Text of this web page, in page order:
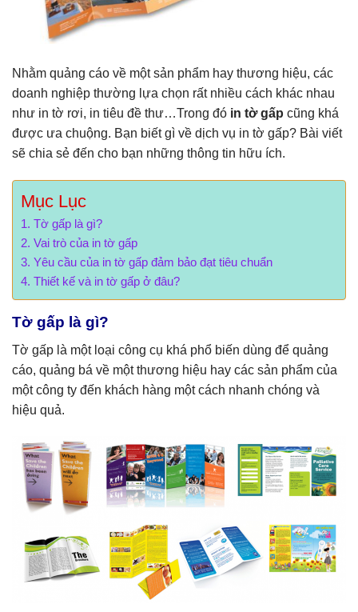
Nhằm quảng cáo về một sản phẩm hay thương hiệu, các
doanh nghiệp thường lựa chọn rất nhiều cách khác nhau
như in tờ rơi, in tiêu đề thư…Trong đó in tờ gấp cũng khá
được ưa chuộng. Bạn biết gì về dịch vụ in tờ gấp? Bài viết
sẽ chia sẻ đến cho bạn những thông tin hữu ích.
Mục Lục
Tờ gấp là gì?
Vai trò của in tờ gấp
Yêu cầu của in tờ gấp đảm bảo đạt tiêu chuẩn
Thiết kế và in tờ gấp ở đâu?
Tờ gấp là gì?
Tờ gấp là một loại công cụ khá phổ biến dùng để quảng
cáo, quảng bá về một thương hiệu hay các sản phẩm của
một công ty đến khách hàng một cách nhanh chóng và
hiệu quả.